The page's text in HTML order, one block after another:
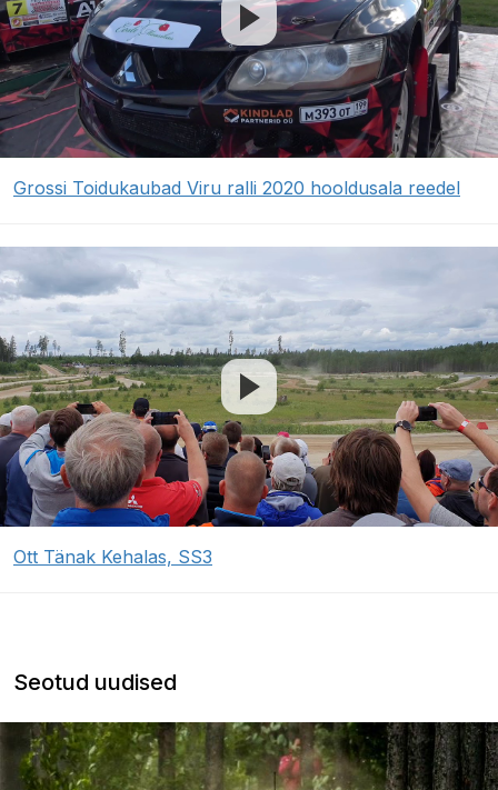
Grossi Toidukaubad Viru ralli 2020 hooldusala reedel
Ott Tänak Kehalas, SS3
Seotud uudised